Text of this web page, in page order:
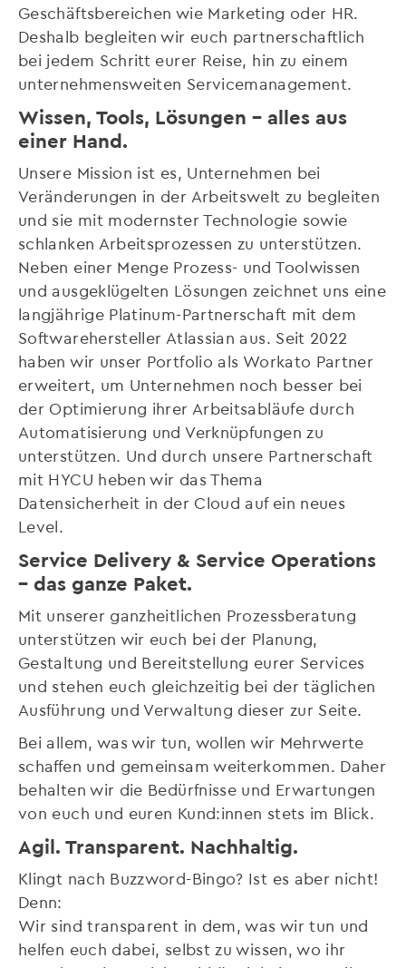
Geschäftsbereichen wie Marketing oder HR.
Deshalb begleiten wir euch partnerschaftlich
bei jedem Schritt eurer Reise, hin zu einem
unternehmensweiten Servicemanagement.
Wissen, Tools, Lösungen – alles aus
einer Hand.
Unsere Mission ist es, Unternehmen bei
Veränderungen in der Arbeitswelt zu begleiten
und sie mit modernster Technologie sowie
schlanken Arbeitsprozessen zu unterstützen.
Neben einer Menge Prozess- und Toolwissen
und ausgeklügelten Lösungen zeichnet uns eine
langjährige Platinum-Partnerschaft mit dem
Softwarehersteller Atlassian aus. Seit 2022
haben wir unser Portfolio als Workato Partner
erweitert, um Unternehmen noch besser bei
der Optimierung ihrer Arbeitsabläufe durch
Automatisierung und Verknüpfungen zu
unterstützen. Und durch unsere Partnerschaft
mit HYCU heben wir das Thema
Datensicherheit in der Cloud auf ein neues
Level.
Service Delivery & Service Operations
– das ganze Paket.
Mit unserer ganzheitlichen Prozessberatung
unterstützen wir euch bei der Planung,
Gestaltung und Bereitstellung eurer Services
und stehen euch gleichzeitig bei der täglichen
Ausführung und Verwaltung dieser zur Seite.
Bei allem, was wir tun, wollen wir Mehrwerte
schaffen und gemeinsam weiterkommen. Daher
behalten wir die Bedürfnisse und Erwartungen
von euch und euren Kund:innen stets im Blick.
Agil. Transparent. Nachhaltig.
Klingt nach Buzzword-Bingo? Ist es aber nicht!
Denn:
Wir sind transparent in dem, was wir tun und
helfen euch dabei, selbst zu wissen, wo ihr